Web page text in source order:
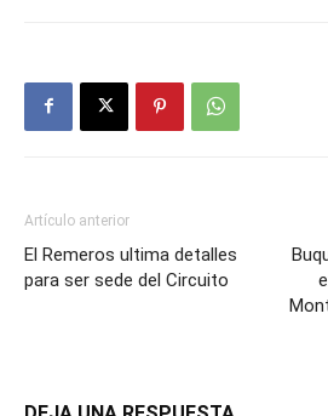
Artículo anterior
El Remeros ultima detalles
para ser sede del Circuito